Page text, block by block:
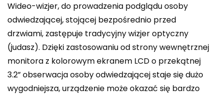
Wideo-wizjer, do prowadzenia podglądu osoby
odwiedzającej, stojącej bezpośrednio przed
drzwiami, zastępuje tradycyjny wizjer optyczny
(judasz). Dzięki zastosowaniu od strony wewnętrznej
monitora z kolorowym ekranem LCD o przekątnej
3.2” obserwacja osoby odwiedzającej staje się dużo
wygodniejsza, urządzenie może okazać się bardzo